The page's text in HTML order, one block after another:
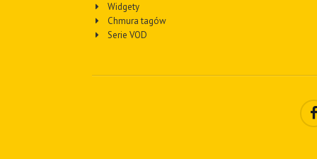
Widgety
Chmura tagów
Serie VOD